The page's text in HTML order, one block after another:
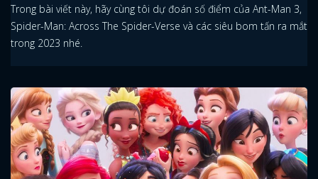
Trong bài viết này, hãy cùng tôi dự đoán số điểm của Ant-Man 3,
Spider-Man: Across The Spider-Verse và các siêu bom tấn ra mắt
trong 2023 nhé.